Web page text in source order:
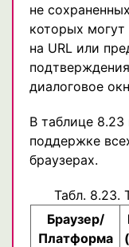
не
которых
на URL или
диалоговое
В таблице
поддержке
браузерах.
Табл. 8.23.
Браузер/
Платформа